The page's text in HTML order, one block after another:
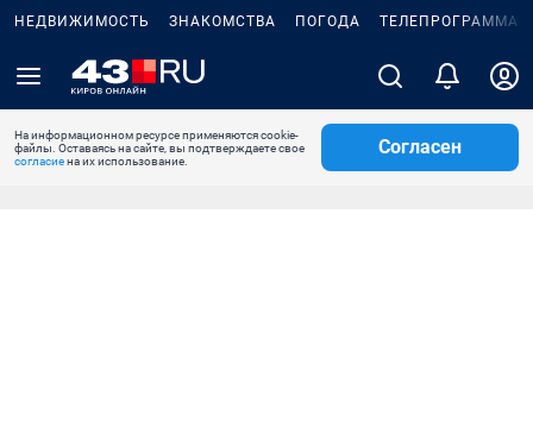
НЕДВИЖИМОСТЬ ЗНАКОМСТВА ПОГОДА ТЕЛЕПРОГРАММА
На информационном ресурсе применяются cookie-
файлы. Оставаясь на сайте, вы подтверждаете свое
согласиена их использование.
Согласен